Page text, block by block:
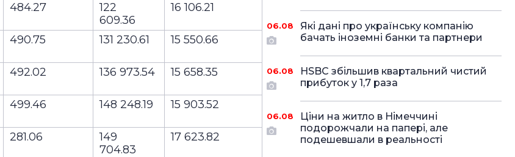
484.27
122
609.36
16 106.21
490.75 131 230.61 15 550.66
492.02 136 973.54 15 658.35
499.46 148 248.19 15 903.52
281.06
149
704.83
17 623.82
06.08
Які дані про українську компанію
бачать іноземні банки та партнери
06.08
HSBC збільшив квартальний чистий
прибуток у 1,7 раза
06.08
Ціни на житло в Німеччині
подорожчали на папері, але
подешевшали в реальності